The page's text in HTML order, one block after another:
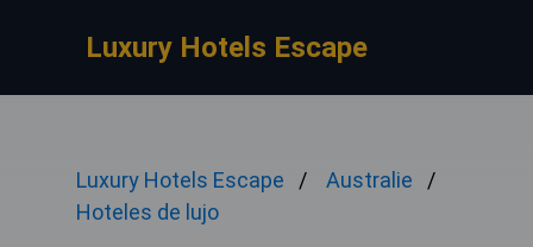
Luxury Hotels Escape
Luxury Hotels Escape
Australie
Hoteles de lujo